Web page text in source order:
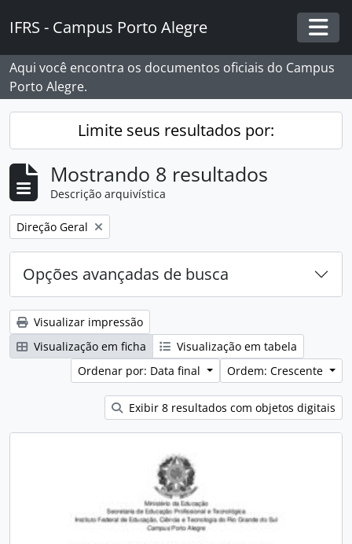
IFRS - Campus Porto Alegre
Aqui você encontra os documentos oficiais do Campus
Porto Alegre.
Limite seus resultados por:
Mostrando 8 resultados
Descrição arquivística
Remover filtro:
Direção Geral
Opções avançadas de busca
Visualizar impressão
Visualização em ficha
Visualização em tabela
Ordenar por: Data final
Ordem: Crescente
Exibir 8 resultados com objetos digitais